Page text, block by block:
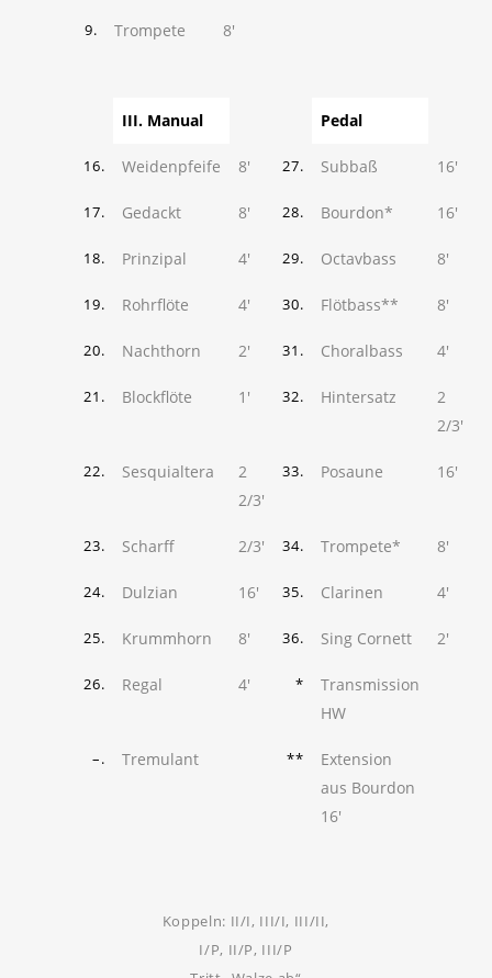
9. Trompete 8'
III. Manual Pedal
16. Weidenpfeife 8' 27. Subbaß 16'
17. Gedackt 8' 28. Bourdon* 16'
18. Prinzipal 4' 29. Octavbass 8'
19. Rohrflöte 4' 30. Flötbass** 8'
20. Nachthorn 2' 31. Choralbass 4'
21. Blockflöte 1' 32. Hintersatz
2
2/3'
22. Sesquialtera
2
2/3'
33. Posaune 16'
23. Scharff 2/3' 34. Trompete* 8'
24. Dulzian 16' 35. Clarinen 4'
25. Krummhorn 8' 36. Sing Cornett 2'
26. Regal 4' *
Transmission
HW
–. Tremulant **
Extension
aus Bourdon
16'
Koppeln: II/I, III/I, III/II,
I/P, II/P, III/P